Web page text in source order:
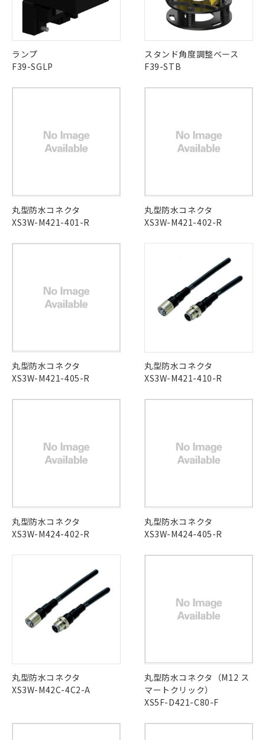
ランプ
F39-SGLP
スタンド角度調整ベース
F39-STB
丸型防水コネクタ
XS3W-M421-401-R
丸型防水コネクタ
XS3W-M421-402-R
丸型防水コネクタ
XS3W-M421-405-R
丸型防水コネクタ
XS3W-M421-410-R
丸型防水コネクタ
XS3W-M424-402-R
丸型防水コネクタ
XS3W-M424-405-R
丸型防水コネクタ
XS3W-M42C-4C2-A
丸型防水コネクタ（M12 ス
マートクリック）
XS5F-D421-C80-F